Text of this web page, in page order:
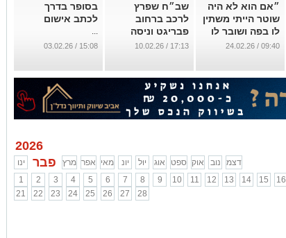
״אם הוא לא היה
שוטר הייתי משתין
לו בפה ושובר לו
את הפרצוף"
09:40 / 24.02.26
שב״ח שפרץ
לרכב ברחוב
פבריגט וניסה
להימלט
...
17:13 / 10.02.26
בסופר בדרך
לכתב אישום
...
15:08 / 03.02.26
2026
ינו פבר מרץ אפר מאי יונ יול אוג ספט אוק נוב
דצמ
1
2 3 4 5 6 7 8 9 10 11 12 13 14 15 16
21
22 23 24 25 26 27 28